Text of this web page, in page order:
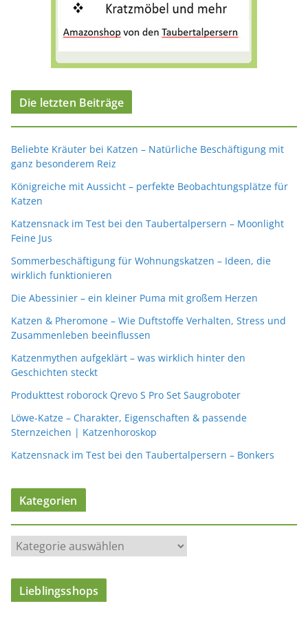
Die letzten Beiträge
Beliebte Kräuter bei Katzen – Natürliche Beschäftigung mit
ganz besonderem Reiz
Königreiche mit Aussicht – perfekte Beobachtungsplätze für
Katzen
Katzensnack im Test bei den Taubertalpersern – Moonlight
Feine Jus
Sommerbeschäftigung für Wohnungskatzen – Ideen, die
wirklich funktionieren
Die Abessinier – ein kleiner Puma mit großem Herzen
Katzen & Pheromone – Wie Duftstoffe Verhalten, Stress und
Zusammenleben beeinflussen
Katzenmythen aufgeklärt – was wirklich hinter den
Geschichten steckt
Produkttest roborock Qrevo S Pro Set Saugroboter
Löwe-Katze – Charakter, Eigenschaften & passende
Sternzeichen | Katzenhoroskop
Katzensnack im Test bei den Taubertalpersern – Bonkers
Kategorien
a
t
Lieblingsshops